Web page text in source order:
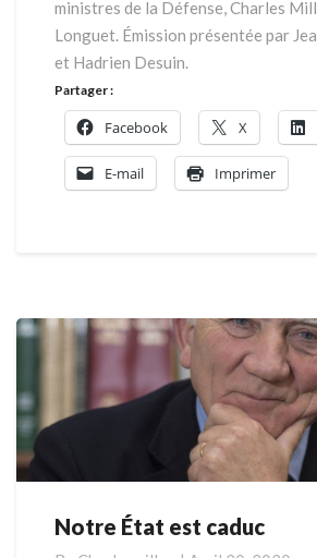
G.
Longuet
ministres de la Défense, Charles
Longuet. Émission présentée par
et Hadrien Desuin.
Partager :
Facebook X
E-mail Imprimer
Notre
Notre État est caduc